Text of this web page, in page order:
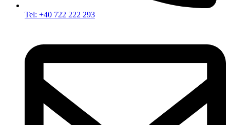
Tel: +40 722 222 293